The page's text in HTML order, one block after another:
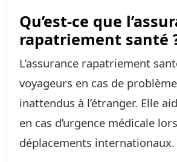
Qu’est-ce que
rapatriement santé
L’assurance rapatriement
voyageurs en cas de
inattendus à l’étranger. Elle
en cas d’urgence médicale
déplacements internationaux.